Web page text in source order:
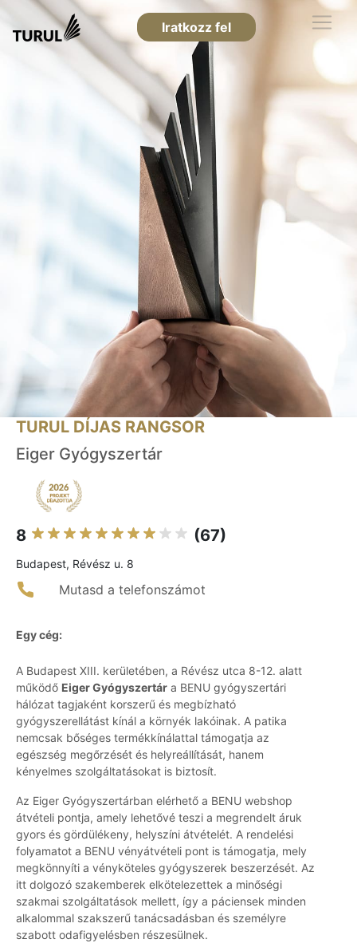
Iratkozz fel
TURUL DÍJAS RANGSOR
Eiger Gyógyszertár
8 (67)
Budapest, Révész u. 8
Mutasd a telefonszámot
Egy cég:
A Budapest XIII. kerületében, a Révész utca 8-12. alatt
működő Eiger Gyógyszertár a BENU gyógyszertári
hálózat tagjaként korszerű és megbízható
gyógyszerellátást kínál a környék lakóinak. A patika
nemcsak bőséges termékkínálattal támogatja az
egészség megőrzését és helyreállítását, hanem
kényelmes szolgáltatásokat is biztosít.
Az Eiger Gyógyszertárban elérhető a BENU webshop
átvételi pontja, amely lehetővé teszi a megrendelt áruk
gyors és gördülékeny, helyszíni átvételét. A rendelési
folyamatot a BENU vényátvételi pont is támogatja, mely
megkönnyíti a vényköteles gyógyszerek beszerzését. Az
itt dolgozó szakemberek elkötelezettek a minőségi
szakmai szolgáltatások mellett, így a páciensek minden
alkalommal szakszerű tanácsadásban és személyre
szabott odafigyelésben részesülnek.